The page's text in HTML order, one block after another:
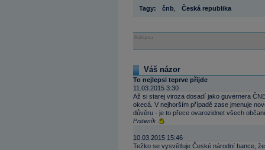
Tagy: čnb Česká republika
Reklama
Váš názor
To nejlepsi teprve přijde
11.03.2015 3:30
Až si starej viroza dosadí jako guvernera
okecá. V nejhorším případě zase jmenuje
důvěru - je to přece ovarozidnet všech
Prsteník
10.03.2015 15:46
Težko se vysvětluje České národní bance,